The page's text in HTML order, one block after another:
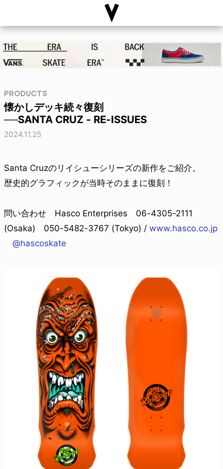
PRODUCTS
懐かしデッキ続々復刻
──SANTA CRUZ - RE-ISSUES
2024.11.25
Santa Cruzのリイシューシリーズの新作をご紹介。
歴史的グラフィックが当時そのままに復刻！
問い合わせ Hasco Enterprises 06-4305-2111
(Osaka) 050-5482-3767 (Tokyo) / www.hasco.co.jp
@hascoskate